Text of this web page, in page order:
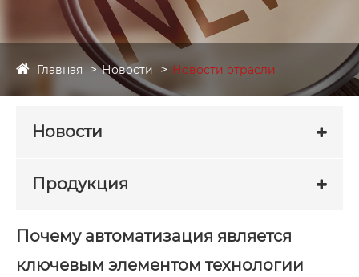
Главная Новости Новости отрасли
Новости
Продукция
Почему автоматизация является
ключевым элементом технологии